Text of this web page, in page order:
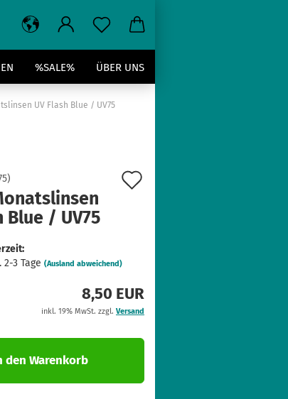
%SALE% ÜBER UNS
UV Flash Blue / UV75
)
Blue / UV75
2-3 Tage (Ausland abweichend)
8,50 EUR
inkl. 19% MwSt. zzgl. Versand
den Warenkorb